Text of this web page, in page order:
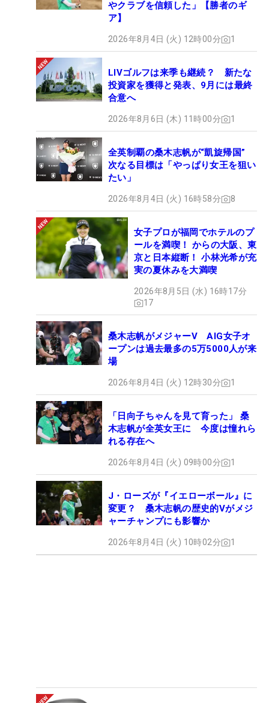
やクラブを信頼した」【勝者のギ
ア】
2026年8月4日 (火) 12時00分 1
LIVゴルフは来季も継続？ 新たな
投資家を獲得と発表、9月には最終
合意へ
2026年8月6日 (木) 11時00分 1
全英制覇の桑木志帆が“凱旋帰国”
次なる目標は「やっぱり女王を狙い
たい」
2026年8月4日 (火) 16時58分 8
女子プロが福岡でホテルのプ
ールを満喫！ からの大阪、東
京と日本縦断！ 小林光希が充
実の夏休みを大満喫
2026年8月5日 (水) 16時17分
17
桑木志帆がメジャーV AIG女子オ
ープンは過去最多の5万5000人が来
場
2026年8月4日 (火) 12時30分 1
「日向子ちゃんを見て育った」 桑
木志帆が全英女王に 今度は憧れら
れる存在へ
2026年8月4日 (火) 09時00分 1
J・ローズが『イエローボール』に
変更？ 桑木志帆の歴史的Vがメジ
ャーチャンプにも影響か
2026年8月4日 (火) 10時02分 1